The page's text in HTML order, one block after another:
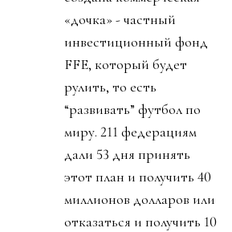
«дочка» - частный
инвестиционный фонд
FFE, который будет
рулить, то есть
“развивать” футбол по
миру. 211 федерациям
дали 53 дня принять
этот план и получить 40
миллионов долларов или
отказаться и получить 10